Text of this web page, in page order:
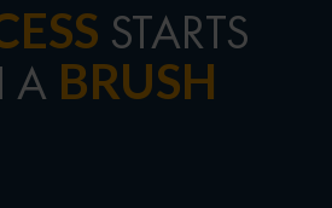
STARTS
A BRUSH